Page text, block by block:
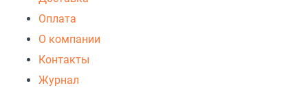
Оплата
О компании
Контакты
Журнал